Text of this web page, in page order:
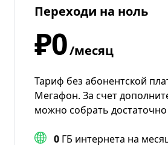
Переходи на ноль
₽0/месяц
Тариф без абонентской
Мегафон. За счет
можно собрать
0 ГБ интернета на